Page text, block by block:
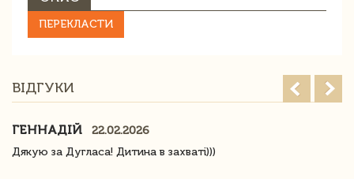
ПЕРЕКЛАСТИ
ВІДГУКИ
ГЕННАДІЙ
22.02.2026
Дякую за Дугласа! Дитина в захваті)))